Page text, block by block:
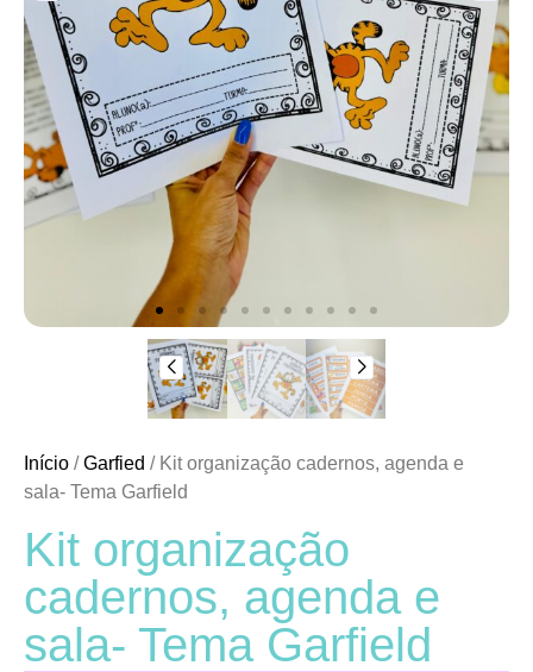
Início /Garfied / Kit organização cadernos, agenda e
sala- Tema Garfield
Kit organização
cadernos, agenda e
sala- Tema Garfield